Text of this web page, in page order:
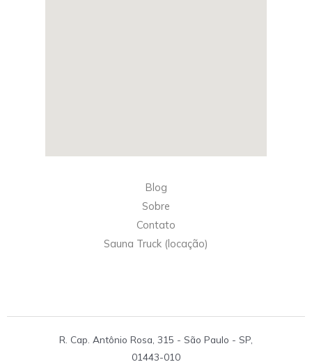
Blog
Sobre
Contato
Sauna Truck (locação)
R. Cap. Antônio Rosa, 315 - São Paulo - SP,
01443-010